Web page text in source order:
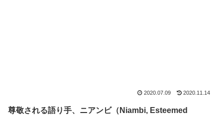
2020.07.09 2020.11.14
尊敬される語り手、ニアンビ（Niambi, Esteemed